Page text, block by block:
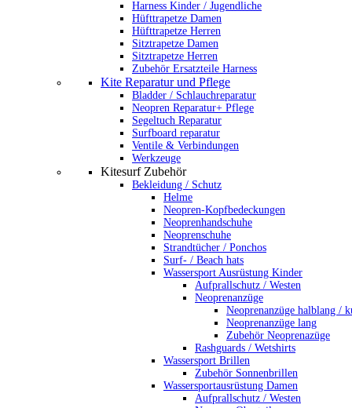
Harness Kinder / Jugendliche
Hüfttrapetze Damen
Hüfttrapetze Herren
Sitztrapetze Damen
Sitztrapetze Herren
Zubehör Ersatzteile Harness
Kite Reparatur und Pflege
Bladder / Schlauchreparatur
Neopren Reparatur+ Pflege
Segeltuch Reparatur
Surfboard reparatur
Ventile & Verbindungen
Werkzeuge
Kitesurf Zubehör
Bekleidung / Schutz
Helme
Neopren-Kopfbedeckungen
Neoprenhandschuhe
Neoprenschuhe
Strandtücher / Ponchos
Surf- / Beach hats
Wassersport Ausrüstung Kinder
Aufprallschutz / Westen
Neoprenanzüge
Neoprenanzüge halblang /
Neoprenanzüge lang
Zubehör Neoprenazüge
Rashguards / Wetshirts
Wassersport Brillen
Zubehör Sonnenbrillen
Wassersportausrüstung Damen
Aufprallschutz / Westen